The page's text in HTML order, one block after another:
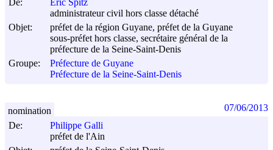
De:
Eric Spitz
administrateur civil hors classe détaché
Objet:
préfet de la région Guyane, préfet de la Guyane
sous-préfet hors classe, secrétaire général de la
préfecture de la Seine-Saint-Denis
Groupe:
Préfecture de Guyane
Préfecture de la Seine-Saint-Denis
De:
Philippe Galli
préfet de l'Ain
nomination 07/06/2013